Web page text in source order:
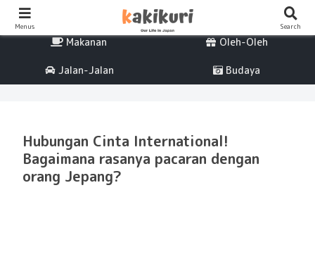
Makanan Oleh-Oleh
Jalan-Jalan Budaya
Hubungan Cinta International!
Bagaimana rasanya pacaran dengan
orang Jepang?
Menus Search